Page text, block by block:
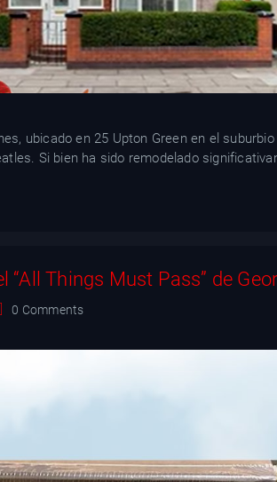
ubicado en 25 Upton Green en el
Si bien ha sido remodelado
“All Things Must Pass” de
0 Comments